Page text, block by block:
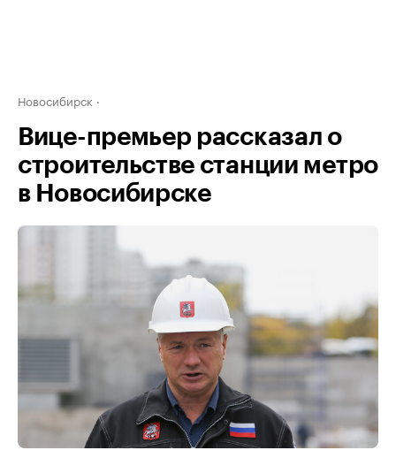
Новосибирск
Вице-премьер рассказал о
строительстве станции метро
в Новосибирске